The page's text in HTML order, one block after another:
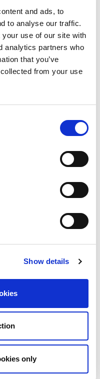
and ads, to
to analyse our traffic.
use of our site with
analytics partners who
that you’ve
from your use
Show details
only
辆。